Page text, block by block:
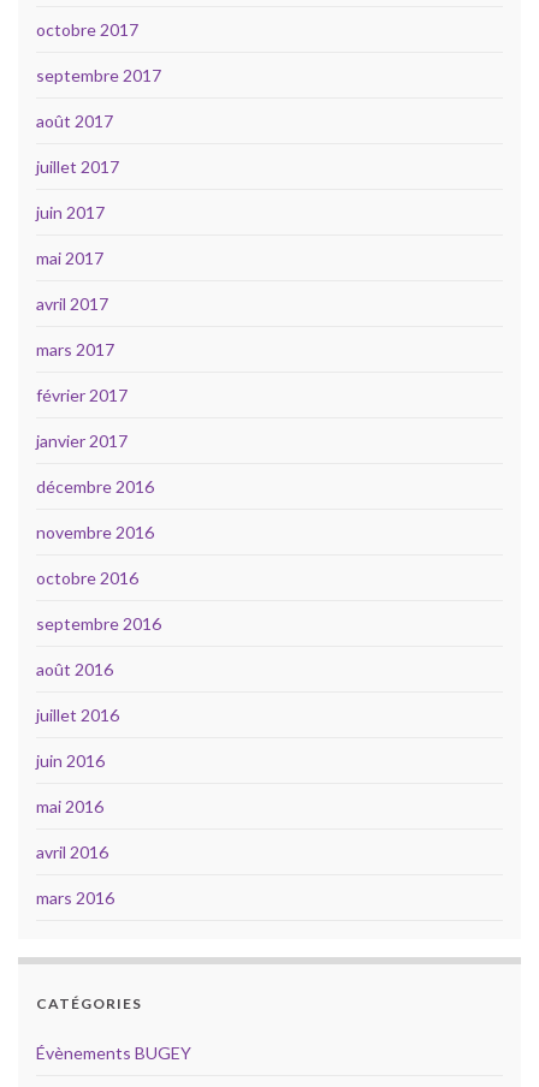
octobre 2017
septembre 2017
août 2017
juillet 2017
juin 2017
mai 2017
avril 2017
mars 2017
février 2017
janvier 2017
décembre 2016
novembre 2016
octobre 2016
septembre 2016
août 2016
juillet 2016
juin 2016
mai 2016
avril 2016
mars 2016
CATÉGORIES
Évènements BUGEY